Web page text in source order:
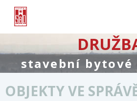
stavební bytové
OBJEKTY VE